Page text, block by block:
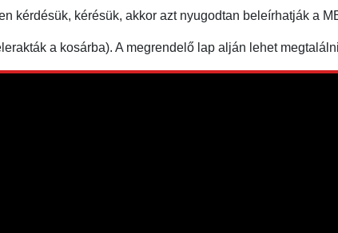
kérdésük, kérésük, akkor azt nyugodtan beleírhatják a
a kosárba). A megrendelő lap alján lehet